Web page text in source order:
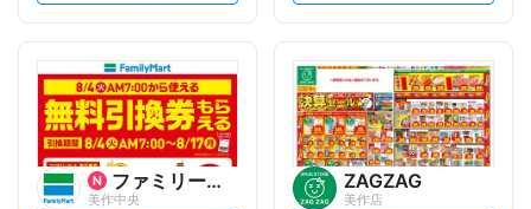
t
l
o
w
t
o
ファミリーマート
美作中央
ZAGZAG
美作店